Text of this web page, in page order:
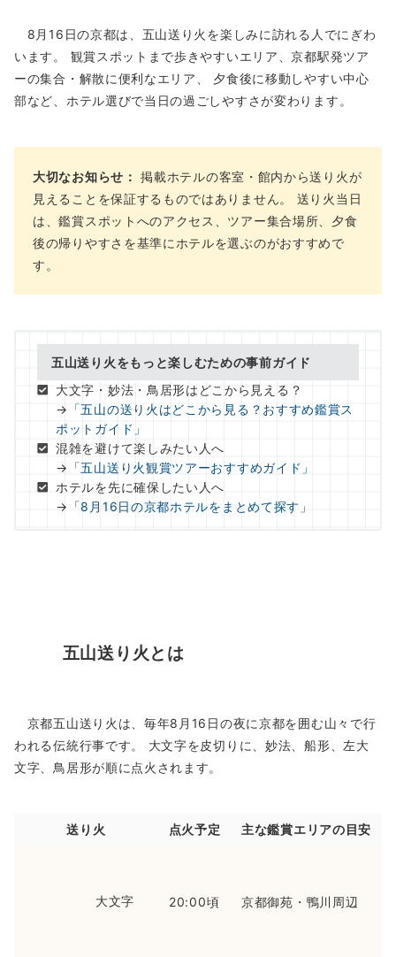
8月16日の京都は、五山送り火を楽しみに訪れる人でにぎわ
います。 観賞スポットまで歩きやすいエリア、京都駅発ツア
ーの集合・解散に便利なエリア、 夕食後に移動しやすい中心
部など、ホテル選びで当日の過ごしやすさが変わります。
大切なお知らせ： 掲載ホテルの客室・館内から送り火が
見えることを保証するものではありません。 送り火当日
は、鑑賞スポットへのアクセス、ツアー集合場所、夕食
後の帰りやすさを基準にホテルを選ぶのがおすすめで
す。
五山送り火をもっと楽しむための事前ガイド
大文字・妙法・鳥居形はどこから見える？
→ 「五山の送り火はどこから見る？おすすめ鑑賞ス
ポットガイド」
混雑を避けて楽しみたい人へ
→ 「五山送り火観賞ツアーおすすめガイド」
ホテルを先に確保したい人へ
→「8月16日の京都ホテルをまとめて探す 」
五山送り火とは
京都五山送り火は、毎年8月16日の夜に京都を囲む山々で行
われる伝統行事です。 大文字を皮切りに、妙法、船形、左大
文字、鳥居形が順に点火されます。
送り火 点火予定 主な鑑賞エリアの目安
大文字 20:00頃 京都御苑・鴨川周辺